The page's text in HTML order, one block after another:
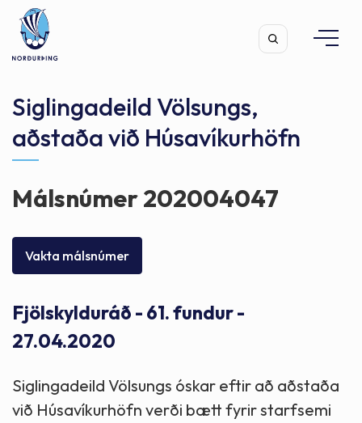
Leita
Siglingadeild Völsungs,
aðstaða við Húsavíkurhöfn
Málsnúmer 202004047
Vakta málsnúmer
Fjölskylduráð - 61. fundur -
27.04.2020
Siglingadeild Völsungs óskar eftir að aðstaða
við Húsavíkurhöfn verði bætt fyrir starfsemi